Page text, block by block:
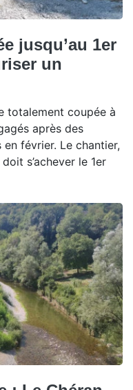
jusqu’au 1er
un
totalement coupée à
après des
février. Le chantier,
s’achever le 1er